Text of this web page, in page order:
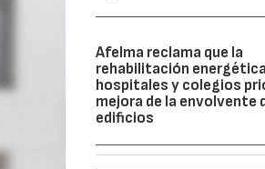
Afelma reclama que la
rehabilitación
hospitales y colegios
mejora de la envolvente
edificios